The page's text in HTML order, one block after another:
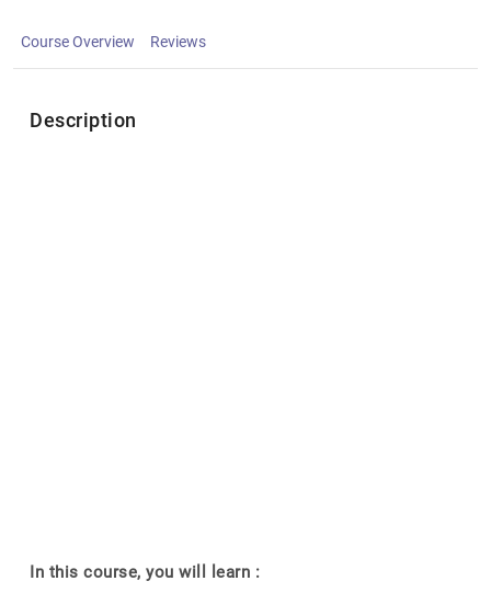
Course Overview Reviews
Description
In this course, you will learn :